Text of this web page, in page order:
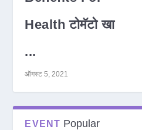
Health टोमॅटो खा
...
ऑगस्ट 5, 2021
EVENT Popular